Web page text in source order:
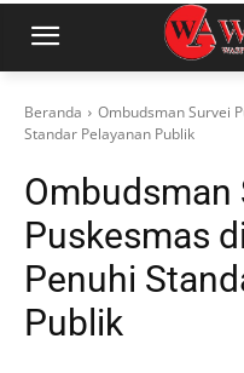
Beranda
Ombudsman Survei
Standar Pelayanan Publik
Ombudsman
Puskesmas
Penuhi
Publik